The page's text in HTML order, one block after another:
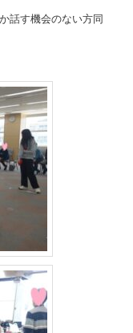
話す機会のない方同